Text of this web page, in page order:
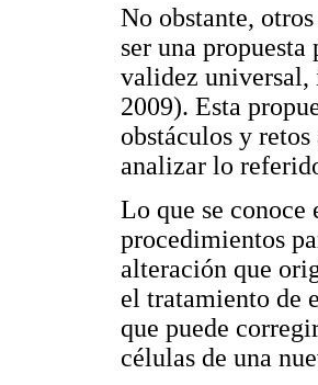
No obstante,
ser una
validez universal,
2009). Esta
obstáculos y
analizar lo
Lo que se
procedimientos
alteración que
el tratamiento de
que puede
células de una